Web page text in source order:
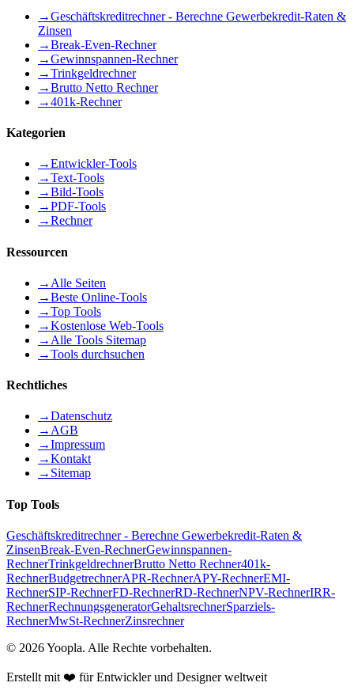
→Geschäftskreditrechner - Berechne Gewerbekredit-Raten &
Zinsen
→Break-Even-Rechner
→Gewinnspannen-Rechner
→Trinkgeldrechner
→Brutto Netto Rechner
→401k-Rechner
Kategorien
→Entwickler-Tools
→Text-Tools
→Bild-Tools
→PDF-Tools
→Rechner
Ressourcen
→ Alle Seiten
→Beste Online-Tools
→Top Tools
→Kostenlose Web-Tools
→ Alle Tools Sitemap
→Tools durchsuchen
Rechtliches
→Datenschutz
→AGB
→Impressum
→Kontakt
→ Sitemap
Top Tools
Geschäftskreditrechner - Berechne Gewerbekredit-Raten &
ZinsenBreak-Even-RechnerGewinnspannen-
RechnerTrinkgeldrechnerBrutto Netto Rechner401k-
RechnerBudgetrechnerAPR-RechnerAPY-RechnerEMI-
RechnerSIP-RechnerFD-RechnerRD-RechnerNPV-RechnerIRR-
RechnerRechnungsgeneratorGehaltsrechnerSparziels-
RechnerMwSt-RechnerZinsrechner
© 2026Yoopla. Alle Rechte vorbehalten.
Erstellt mit ❤️ für Entwickler und Designer weltweit